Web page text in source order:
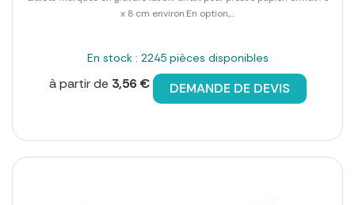
x 8 cm environ.En option,...
En stock : 2245 pièces disponibles
à partir de 3,56 € DEMANDE DE DEVIS